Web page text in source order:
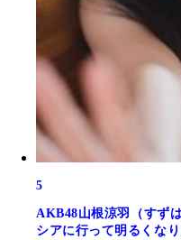
5
AKB48山根涼羽（すず
シアに行って明るくな